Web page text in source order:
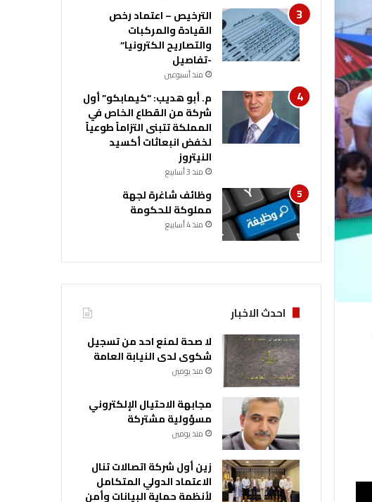
الترخيص – اعتماد رخص
القيادة والمركبات
والتصاريح الكترونيا”
-تفاصيل
منذ أسبوعين
م. أبو هديب: “كيمابكو” أول
شركة من القطاع الخاص في
المملكة تتبنى التزاماً طوعياً
لخفض انبعاثات أكسيد
النيتروز
منذ 3 أسابيع
وظائف شاغرة لجهة
مملوكة للحكومة
منذ 4 أسابيع
احدث الاخبار
لا صحة لمنع احد من تسجيل
شكوى لدى النيابة العامة
منذ يومين
مجابهة الاحتيال الإلكتروني
مسؤولية مشتركة
منذ يومين
زين أول شركة اتصالات تنال
الاعتماد الدولي المتكامل
لأنظمة حماية البيانات وأمن